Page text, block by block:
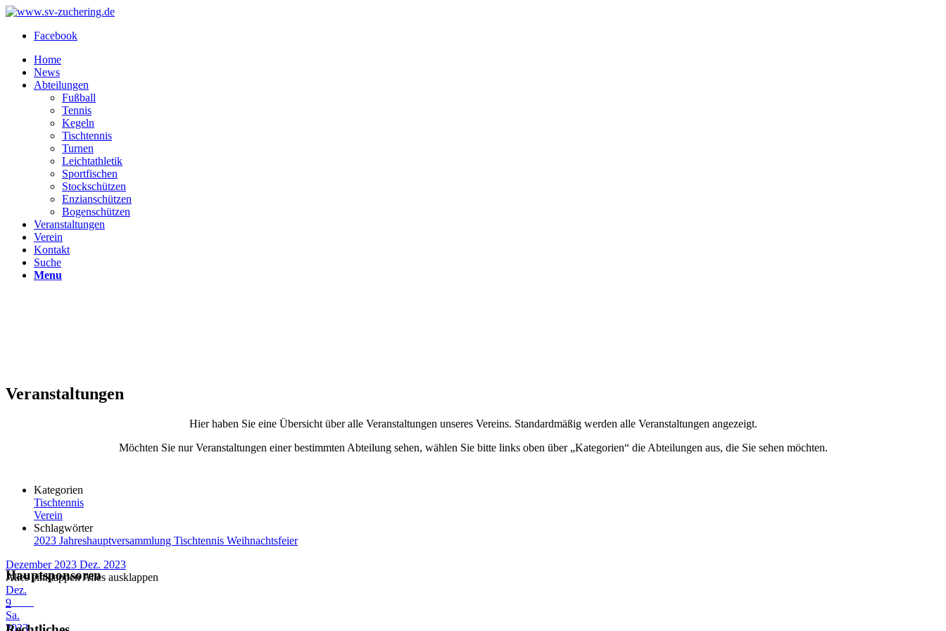
Facebook
Home
News
Abteilungen
Fußball
Tennis
Kegeln
Tischtennis
Turnen
Leichtathletik
Sportfischen
Stockschützen
Enzianschützen
Bogenschützen
Veranstaltungen
Verein
Kontakt
Suche
Menu
Veranstaltungen
Hier haben Sie eine Übersicht über alle Veranstaltungen unseres Vereins. Standardmäßig werden alle Veranstaltungen angezeigt.
Möchten Sie nur Veranstaltungen einer bestimmten Abteilung sehen, wählen Sie bitte links oben über „Kategorien“ die Abteilungen aus, die Sie sehen möchten.
Kategorien
Tischtennis
Verein
Schlagwörter
2023 Jahreshauptversammlung Tischtennis Weihnachtsfeier
Dezember 2023 Dez. 2023
Alles einklappenAlles ausklappen
Dez.
9
Sa.
2023
Hauptsponsoren